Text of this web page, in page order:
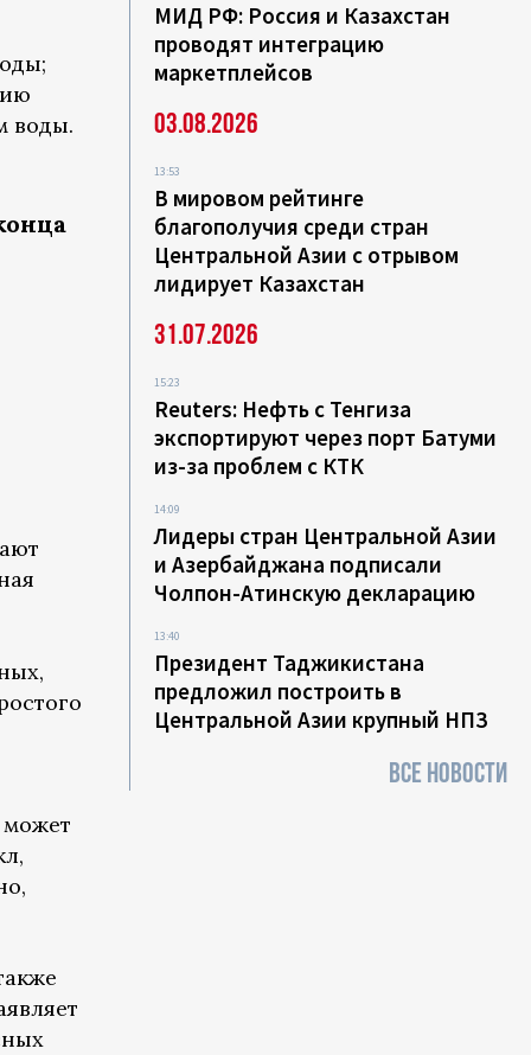
воды.
МИД РФ: Россия и Казахстан
проводят интеграцию
маркетплейсов
03.08.2026
13:53
В мировом рейтинге
благополучия среди стран
Центральной Азии с отрывом
лидирует Казахстан
31.07.2026
15:23
Reuters: Нефть с Тенгиза
экспортируют через порт Батуми
из-за проблем с КТК
14:09
Лидеры стран Центральной Азии
и Азербайджана подписали
Чолпон-Атинскую декларацию
13:40
Президент Таджикистана
предложил построить в
Центральной Азии крупный НПЗ
ВСЕ НОВОСТИ